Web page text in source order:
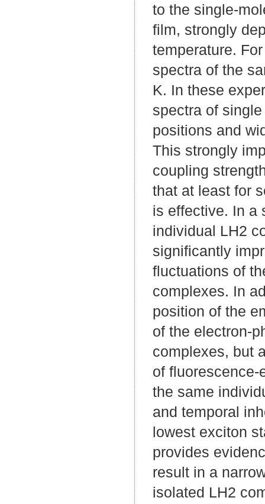
to the single-
film, strongly
temperature.
spectra of the
K. In these
spectra of
positions and
This strongly
coupling
that at least for
is effective. In a
individual LH2
significantly
fluctuations of
complexes. In
position of the
of the electron-
complexes, but
of fluorescence-
the same
and temporal
lowest exciton
provides
result in a
isolated LH2